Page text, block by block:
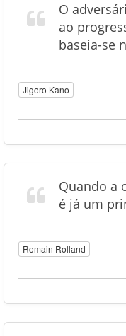
O
ao
baseia-se
Jigoro Kano
Quando a
é já um
Romain Rolland